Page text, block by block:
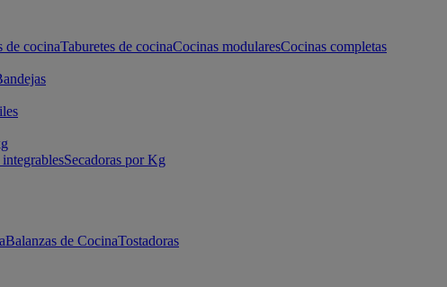
de cocinaTaburetes de cocinaCocinas modularesCocinas completas
integrablesSecadoras por Kg
Balanzas de CocinaTostadoras